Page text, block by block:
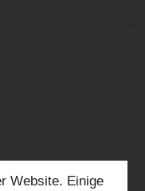
Website. Einige